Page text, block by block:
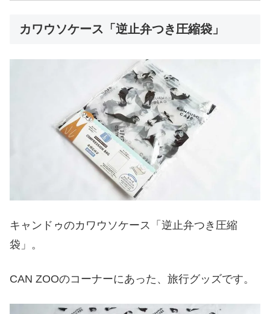
カワウソケース「逆止弁つき圧縮袋」
キャンドゥのカワウソケース「逆止弁つき圧縮
袋」。
CAN ZOOのコーナーにあった、旅行グッズです。